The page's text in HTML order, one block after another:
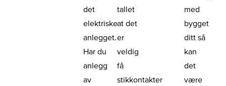
det
elektriske
anlegget.
Har du
anlegg
av
tallet
at det
er
veldig
få
stikkontakter
med
bygget
ditt så
kan
det
være